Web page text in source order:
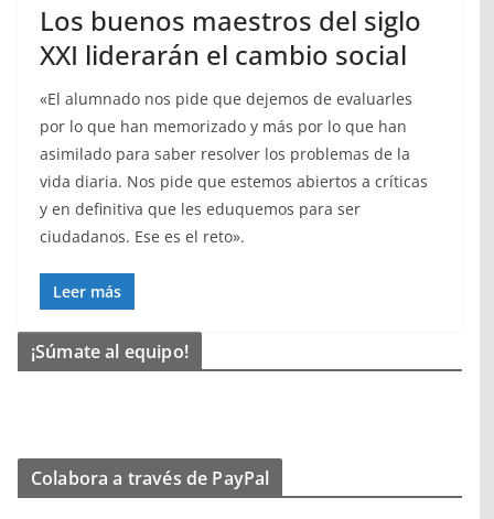
Los buenos maestros del siglo
XXI liderarán el cambio social
«El alumnado nos pide que dejemos de evaluarles
por lo que han memorizado y más por lo que han
asimilado para saber resolver los problemas de la
vida diaria. Nos pide que estemos abiertos a críticas
y en definitiva que les eduquemos para ser
ciudadanos. Ese es el reto».
Leer más
¡Súmate al equipo!
Colabora a través de PayPal